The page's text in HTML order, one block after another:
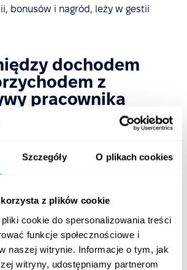
Szczegóły O plikach cookies
z plików cookie
cookie do spersonalizowania treści
funkcje społecznościowe i
naszej witrynie. Informacje o tym, jak
witryny, udostępniamy partnerom
bonusów i nagród, leży w gestii
dochodem
z
pracownika
są pojęciami, które są ze sobą
suma zarobiona przez
wszystkie dodatkowe korzyści
za urlop itp.
odnosi się do samej kwoty
(a nie wszelkich